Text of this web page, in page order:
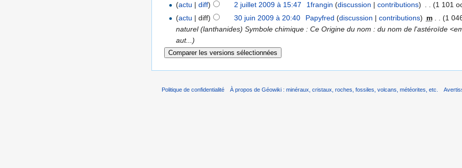
(actu |diff) 2 juillet 2009 à 15:47 1frangin (discussion | contributions) . . (1 101
(actu | diff) 30 juin 2009 à 20:40 Papyfred (discussion | contributions) m (1
naturel (lanthanides) Symbole chimique : Ce Origine du nom : du nom de l'astéroïde
aut...)
Politique de confidentialité À propos de Géowiki : minéraux, cristaux, roches, fossiles, volcans, météorites, etc.